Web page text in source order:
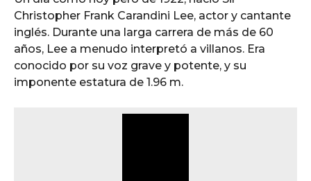
Christopher Frank Carandini Lee, actor y cantante
inglés. Durante una larga carrera de más de 60
años, Lee a menudo interpretó a villanos. Era
conocido por su voz grave y potente, y su
imponente estatura de 1.96 m.